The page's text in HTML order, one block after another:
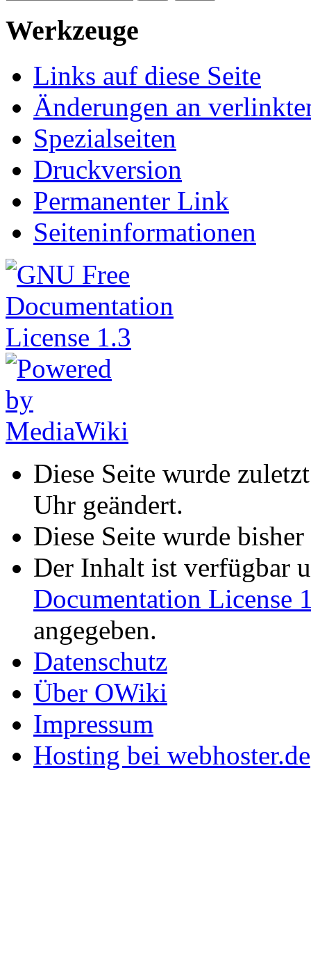
Werkzeuge
Links auf diese Seite
Änderungen an
Spezialseiten
Druckversion
Permanenter Link
Seiteninformationen
Diese Seite wurde
Uhr geändert.
Diese Seite wurde
Der Inhalt ist verfügbar
Documentation License
angegeben.
Datenschutz
Über OWiki
Impressum
Hosting bei webhoster.de